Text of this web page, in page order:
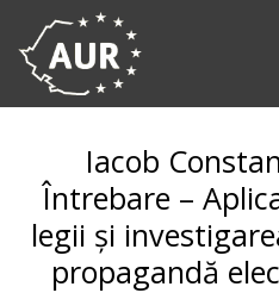
Iacob
Întrebare –
legii și
propagandă